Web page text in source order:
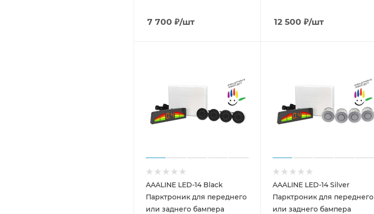
7 700 ₽/шт 12 500 ₽/шт
AAALINE LED-14 Black
Парктроник для переднего
или заднего бампера
AAALINE LED-14 Silver
Парктроник для переднего
или заднего бампера